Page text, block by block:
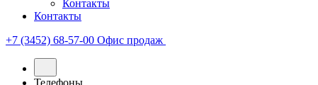
Контакты
Контакты
+7 (3452) 68-57-00 Офис продаж
Телефоны